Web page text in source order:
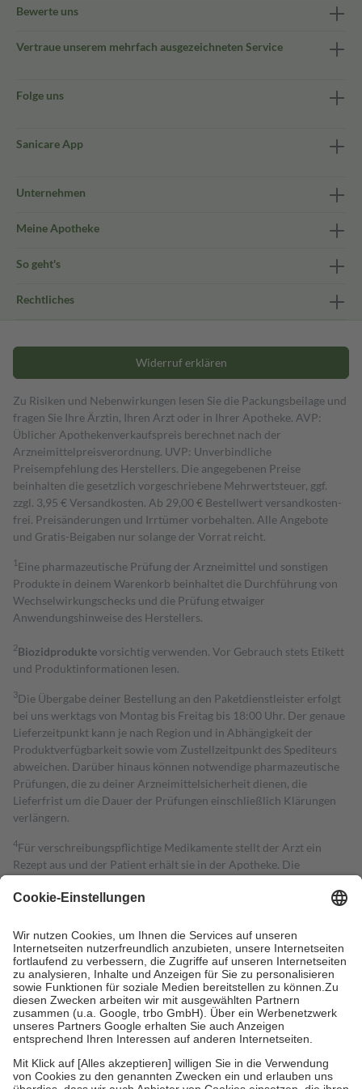
Bewerte uns
Vertraue unserem mehrfach ausgezeichneten Service
Folge uns
Sanicare App
Unternehmen
Meine Apotheke
So geht's
Rechtliches
Widerruf erklären
Zu Risiken und Nebenwirkungen lesen Sie die Packungsbeilage und
fragen Sie Ihre Ärztin, Ihren Arzt oder in Ihrer Apotheke. AVP:
Üblicher Apothekenverkaufspreis berechnet nach der
Arzneimittelpreisverordnung. UVP: Unverbindliche
Preisempfehlung des Herstellers. Die angegebenen Preise
beinhalten die gesetzlich vorgeschriebene Mehrwertsteuer, ggf.
zzgl. 3,95 € Versandkosten. Ab 29,00 € Bestell­wert versand­kosten­
frei. Preisänderungen und Irrtümer vorbehalten. Alle Angebote
und Gratis-Beigaben nur solange der Vorrat reicht.
1 Eine pharmazeutische Prüfung der Arzneimittel und sonstigen
Produkte in deinem Warenkorb beinhaltet die Durchführung von
Wechselwirkungschecks und die Prüfung etwaiger
Anwendungshinweise des Herstellers.
2Biozidproduktevorsichtig verwenden. Vor Gebrauch stets Etikett
und Produktinformationen lesen.
3Die Übergabe deiner Bestellung an den Paketdienstleister erfolgt
bei uns werktags von Montag bis Freitag bis 18:00 Uhr. Der genaue
Lieferzeitpunkt kann je nach Region und in Abhängigkeit der
Produktverfügbarkeit sowie vom Zustellzeitpunkt des Spediteurs
abweichen. Darüber hinaus können notwendige pharmazeutische
Prüfungen, die zu deiner Arzneimittelsicherheit dienen, die
Lieferfrist um die Dauer der Prüfungen einschließlich Klärungen
verlängern.
4Für verschreibungspflichtige Medikamente stellt der Arzt ein
Rezept aus und der Patient erhält sie in der Apotheke. Die
Kosten dafür, der Versicherte trägt einen Teil davon als Zuzahlung
Grundsätzlich leisten Mitglieder Zuzahlungen in Höhe von zehn
Prozent des Abgabepreises,mindestensjedochfünf Euround
höchstens zehn Euro.Es sind jedoch nie mehr als die tatsächlichen
Kosten der Leistung zu entrichten.
Diese Regeln gelten grundsätzlich auch für Online-Apotheken.
Bei Heilmitteln und häuslicher Krankenpflege beträgt die
Zuzahlung zehn Prozent der Kosten sowie zehn Euro je
Um das Engagement der Versicherten für ihre eigene Gesundheit zu
stärken und die besondere Stellung der Familie zu unterstützen,